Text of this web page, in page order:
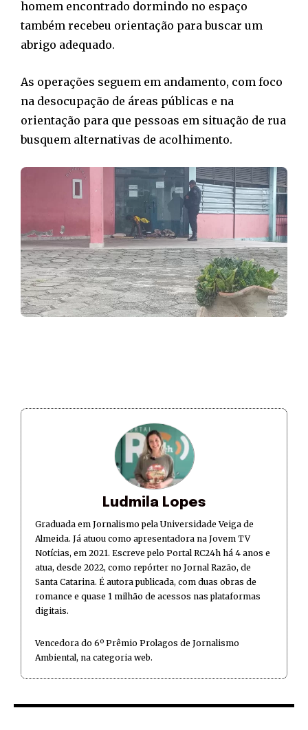
homem encontrado dormindo no espaço
também recebeu orientação para buscar um
abrigo adequado.
As operações seguem em andamento, com foco
na desocupação de áreas públicas e na
orientação para que pessoas em situação de rua
busquem alternativas de acolhimento.
Ludmila Lopes
Graduada em Jornalismo pela Universidade Veiga de
Almeida. Já atuou como apresentadora na Jovem TV
Notícias, em 2021. Escreve pelo Portal RC24h há 4 anos e
atua, desde 2022, como repórter no Jornal Razão, de
Santa Catarina. É autora publicada, com duas obras de
romance e quase 1 milhão de acessos nas plataformas
digitais.
Vencedora do 6º Prêmio Prolagos de Jornalismo
Ambiental, na categoria web.